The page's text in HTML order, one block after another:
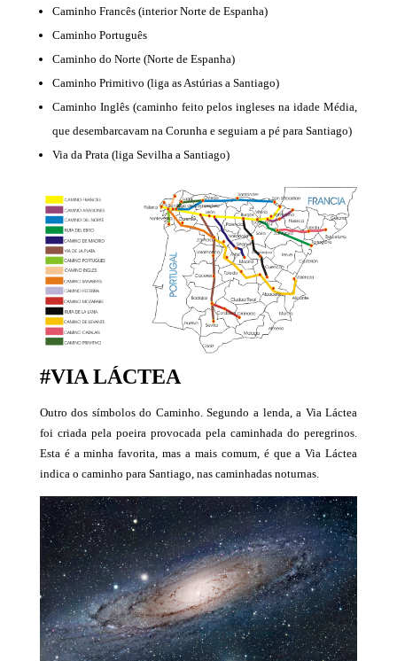
Caminho Francês (interior Norte de Espanha)
Caminho Português
Caminho do Norte (Norte de Espanha)
Caminho Primitivo (liga as Astúrias a Santiago)
Caminho Inglês (caminho feito pelos ingleses na idade Média,
que desembarcavam na Corunha e seguiam a pé para Santiago)
Via da Prata (liga Sevilha a Santiago)
#VIA LÁCTEA
Outro dos símbolos do Caminho. Segundo a lenda, a Via Láctea
foi criada pela poeira provocada pela caminhada do peregrinos.
Esta é a minha favorita, mas a mais comum, é que a Via Láctea
indica o caminho para Santiago, nas caminhadas noturnas.